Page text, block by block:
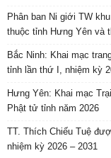
Phân ban Ni giới TW
thuộc tỉnh Hưng Yên và
Bắc Ninh: Khai mạc
tỉnh lần thứ I, nhiệm kỳ
Hưng Yên: Khai mạc
Phật tử tỉnh năm 2026
TT. Thích Chiếu Tuệ
nhiệm kỳ 2026 – 2031